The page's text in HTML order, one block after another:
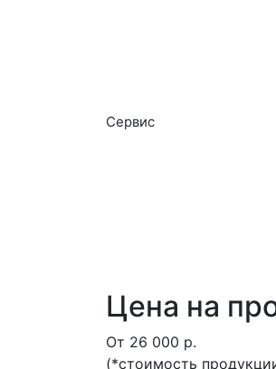
Сервис
Цена на
От 26 000 р.
(*стоимость